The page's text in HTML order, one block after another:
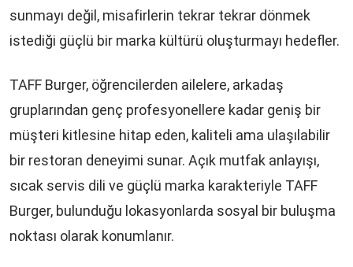
sunmayı değil, misafirlerin tekrar tekrar dönmek
istediği güçlü bir marka kültürü oluşturmayı hedefler.
TAFF Burger, öğrencilerden ailelere, arkadaş
gruplarından genç profesyonellere kadar geniş bir
müşteri kitlesine hitap eden, kaliteli ama ulaşılabilir
bir restoran deneyimi sunar. Açık mutfak anlayışı,
sıcak servis dili ve güçlü marka karakteriyle TAFF
Burger, bulunduğu lokasyonlarda sosyal bir buluşma
noktası olarak konumlanır.